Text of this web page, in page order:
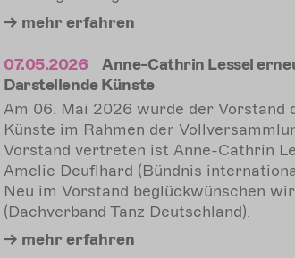
mehr erfahren
07.05.2026
Anne-Cathrin Lessel
Darstellende Künste
Am 06. Mai 2026 wurde der Vorstand
Künste im Rahmen der
Vorstand vertreten ist Anne-Cathrin
Amelie Deuflhard (Bündnis
Neu im Vorstand beglückwünschen
(Dachverband Tanz Deutschland).
mehr erfahren